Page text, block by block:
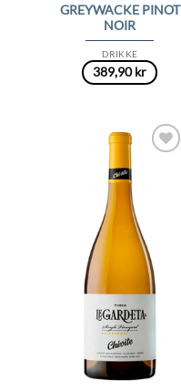
DRIKKE
GREYWACKE PINOT
NOIR
389,90kr